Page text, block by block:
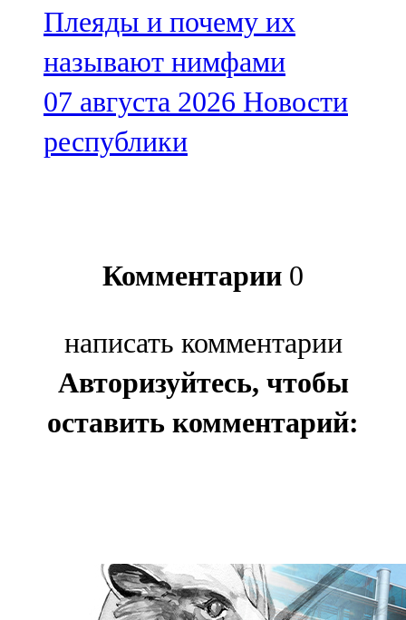
Плеяды и почему их
называют нимфами
07 августа 2026 Новости
республики
Комментарии 0
написать комментарии
Авторизуйтесь, чтобы
оставить комментарий: